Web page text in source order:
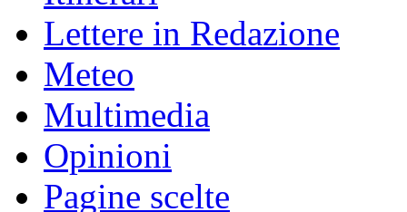
Lettere in Redazione
Meteo
Multimedia
Opinioni
Pagine scelte